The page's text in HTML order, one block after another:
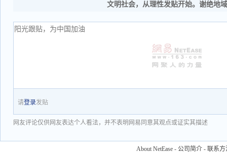
文明社会，从理性发贴开始。谢绝地
请登录发贴
网友评论仅供网友表达个人看法，并不表明网易同意其观点或证实其描述
About NetEase - 公司简介 - 联系方